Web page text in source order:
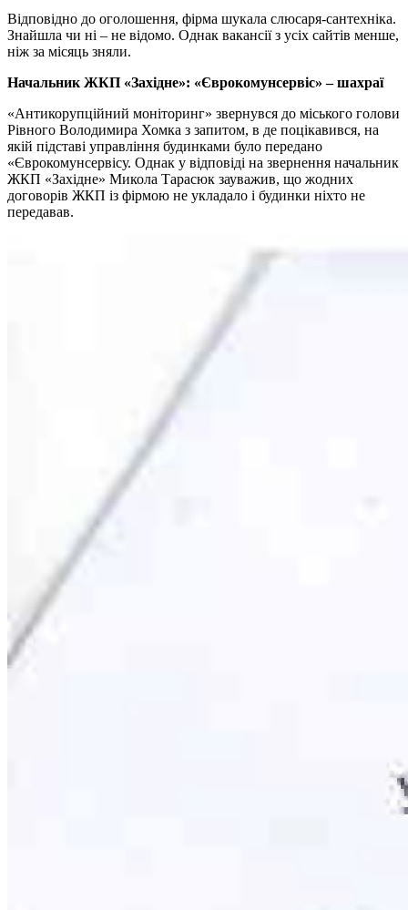
Відповідно до оголошення, фірма шукала слюсаря-сантехніка.
Знайшла чи ні – не відомо. Однак вакансії з усіх сайтів менше,
ніж за місяць зняли.
Начальник ЖКП «Західне»: «Єврокомунсервіс» – шахраї
«Антикорупційний моніторинг» звернувся до міського голови
Рівного Володимира Хомка з запитом, в де поцікавився, на
якій підставі управління будинками було передано
«Єврокомунсервісу. Однак у відповіді на звернення начальник
ЖКП «Західне» Микола Тарасюк зауважив, що жодних
договорів ЖКП із фірмою не укладало і будинки ніхто не
передавав.